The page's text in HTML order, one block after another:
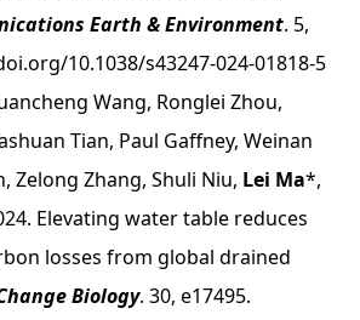
Earth & Environment. 5,
10.1038/s43247-024-01818-5
Wang, Ronglei Zhou,
Tian, Paul Gaffney, Weinan
Zelong Zhang, Shuli Niu, Lei Ma*,
Elevating water table reduces
losses from global drained
Biology. 30, e17495.